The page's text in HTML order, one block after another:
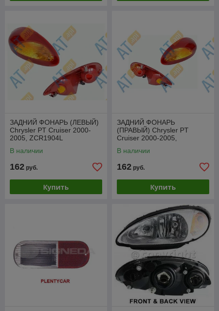
ЗАДНИЙ ФОНАРЬ (ЛЕВЫЙ)
Chrysler PT Cruiser 2000-
2005, ZCR1904L
В наличии
162 руб.
Купить
ЗАДНИЙ ФОНАРЬ
(ПРАВЫЙ) Chrysler PT
Cruiser 2000-2005,
В наличии
162 руб.
Купить